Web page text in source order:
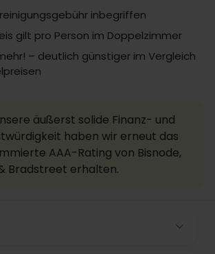
inbegriffen
gilt pro Person im Doppelzimmer
– deutlich günstiger im Vergleich
äußerst solide Finanz- und
haben wir erneut das
AAA-Rating von Bisnode,
Bradstreet erhalten.